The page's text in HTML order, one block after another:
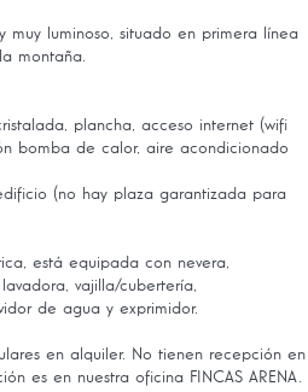
muy luminoso, situado en primera línea
montaña.
plancha, acceso internet (wifi
bomba de calor, aire acondicionado
(no hay plaza garantizada para
está equipada con nevera,
vajilla/cubertería,
de agua y exprimidor.
en alquiler. No tienen recepción en
es en nuestra oficina FINCAS ARENA.